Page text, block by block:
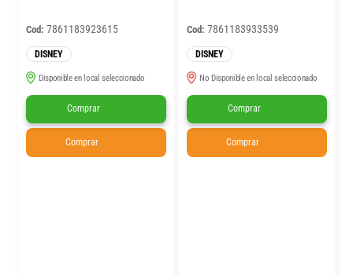
Cod: 7861183923615
DISNEY
Disponible en local seleccionado
Comprar
Comprar
Cod: 7861183933539
DISNEY
No Disponible en local seleccionado
Comprar
Comprar